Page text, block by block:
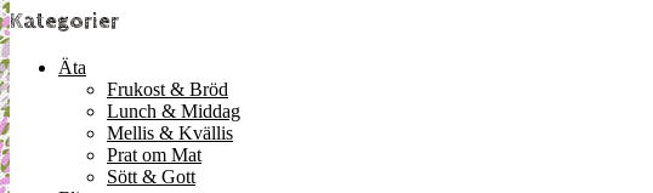
Kategorier
Äta
Frukost & Bröd
Lunch & Middag
Mellis & Kvällis
Prat om Mat
Sött & Gott